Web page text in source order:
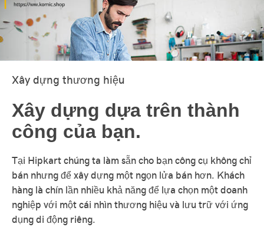
Xây dựng thương hiệu
Xây dựng dựa trên thành
công của bạn.
Tại Hipkart chúng ta làm sẵn cho bạn công cụ không chỉ
bán nhưng để xây dựng một ngọn lửa bán hơn. Khách
hàng là chín lần nhiều khả năng để lựa chọn một doanh
nghiệp với một cái nhìn thương hiệu và lưu trữ với ứng
dụng di động riêng.